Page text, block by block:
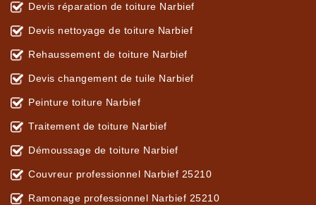
Devis réparation de toiture Narbief
Devis nettoyage de toiture Narbief
Rehaussement de toiture Narbief
Devis changement de tuile Narbief
Peinture toiture Narbief
Traitement de toiture Narbief
Démoussage de toiture Narbief
Couvreur professionnel Narbief 25210
Ramonage professionnel Narbief 25210